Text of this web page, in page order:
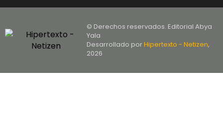
© Derechos reservados. Editorial Abya
Yala
Desarrollado porHipertexto - Netizen,
2026